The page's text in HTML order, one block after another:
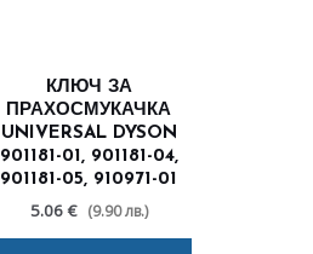
КЛЮЧ ЗА
ПРАХОСМУКАЧКА
UNIVERSAL DYSON
901181-01, 901181-04,
901181-05, 910971-01
5.06 € (9.90 лв.)